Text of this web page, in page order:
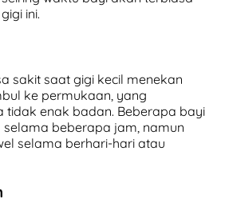
ini.
sakit saat gigi kecil menekan
ke permukaan, yang
tidak enak badan. Beberapa bayi
beberapa jam, namun
selama berhari-hari atau